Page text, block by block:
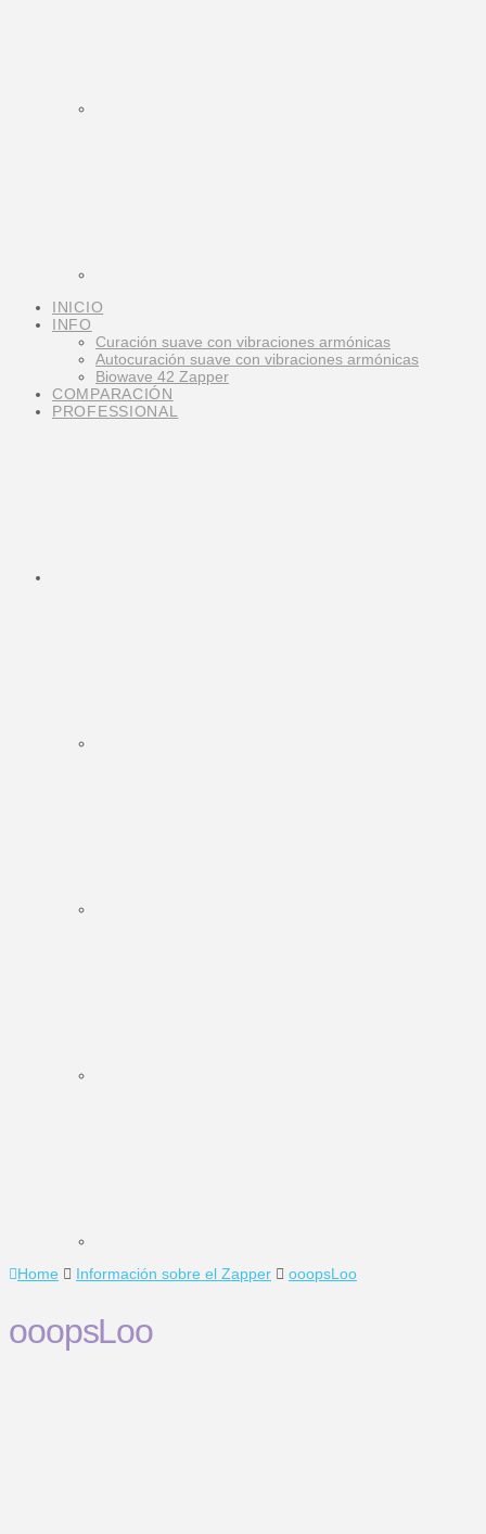
INICIO
INFO
Curación suave con vibraciones armónicas
Autocuración suave con vibraciones armónicas
Biowave 42 Zapper
COMPARACIÓN
PROFESSIONAL
Home Información sobre el Zapper ooopsLoo
ooopsLoo